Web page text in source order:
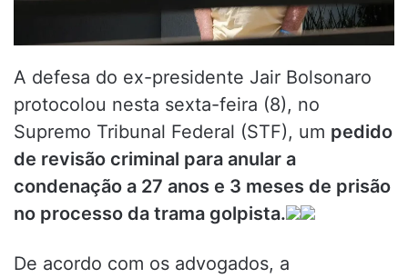
A defesa do ex-presidente Jair Bolsonaro
protocolou nesta sexta-feira (8), no
Supremo Tribunal Federal (STF), um pedido
de revisão criminal para anular a
condenação a 27 anos e 3 meses de prisão
no processo da trama golpista.
De acordo com os advogados, a